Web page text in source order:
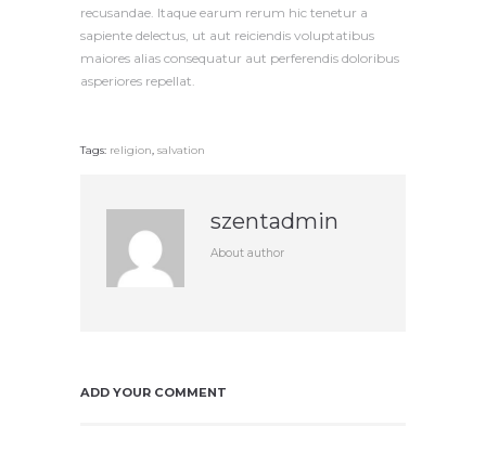
recusandae. Itaque earum rerum hic tenetur a
sapiente delectus, ut aut reiciendis voluptatibus
maiores alias consequatur aut perferendis doloribus
asperiores repellat.
Tags: religion, salvation
szentadmin
About author
ADD YOUR COMMENT